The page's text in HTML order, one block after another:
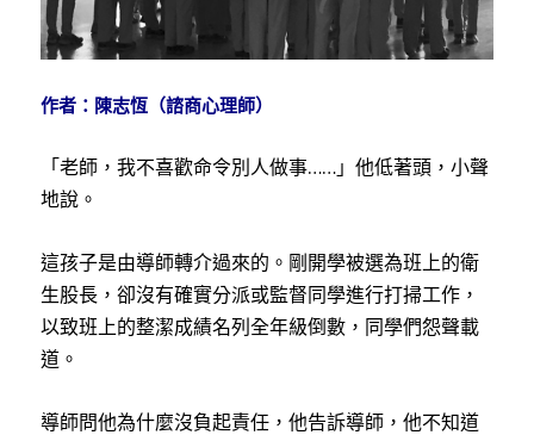
作者：陳志恆（諮商心理師）
「老師，我不喜歡命令別人做事…… 」他低著頭，小聲
地說。
這孩子是由導師轉介過來的。剛開學被選為班上的衛
生股長，卻沒有確實分派或監督同學進行打掃工作，
以致班上的整潔成績名列全年級倒數，同學們怨聲載
道。
導師問他為什麼沒負起責任，他告訴導師，他不知道